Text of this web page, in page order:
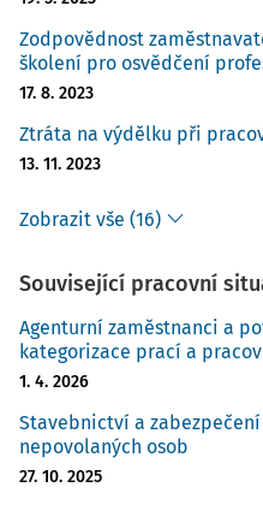
Zodpovědnost
školení pro osvědčení
17. 8. 2023
Ztráta na výdělku při
13. 11. 2023
Zobrazit vše (16)
Související pracovní
Agenturní zaměstnanci a
kategorizace prací a
1. 4. 2026
Stavebnictví a
nepovolaných osob
27. 10. 2025